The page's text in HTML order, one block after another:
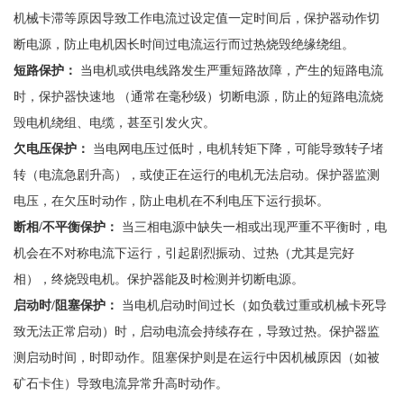
机械卡滞等原因导致工作电流过设定值一定时间后，保护器动作切
断电源，防止电机因长时间过电流运行而过热烧毁绝缘绕组。
短路保护：
当电机或供电线路发生严重短路故障，产生的短路电流
时，保护器快速地
（通常在毫秒级）切断电源，防止的短路电流烧
毁电机绕组、电缆，甚至引发火灾。
欠电压保护：
当电网电压过低时，电机转矩下降，可能导致转子堵
转（电流急剧升高），或使正在运行的电机无法启动。保护器监测
电压，在欠压时动作，防止电机在不利电压下运行损坏。
断相/不平衡保护： 当三相电源中缺失一相或出现严重不平衡时，电
机会在不对称电流下运行，引起剧烈振动、过热（尤其是完好
相），终烧毁电机。保护器能及时检测并切断电源。
启动时/阻塞保护：
当电机启动时间过长（如负载过重或机械卡死导
致无法正常启动）时，启动电流会持续存在，导致过热。保护器监
测启动时间，时即动作。阻塞保护则是在运行中因机械原因（如被
矿石卡住）导致电流异常升高时动作。